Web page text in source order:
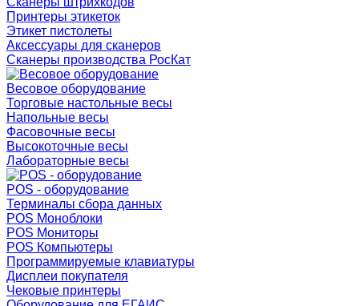
Принтеры этикеток
Этикет пистолеты
Аксессуары для сканеров
Сканеры производства РосКат
Весовое оборудование
Торговые настольные весы
Напольные весы
Фасовочные весы
Высокоточные весы
Лабораторные весы
POS - оборудование
Терминалы сбора данных
POS Моноблоки
POS Мониторы
POS Компьютеры
Программируемые клавиатуры
Дисплеи покупателя
Чековые принтеры